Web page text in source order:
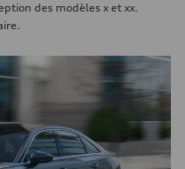
des modèles x et xx.